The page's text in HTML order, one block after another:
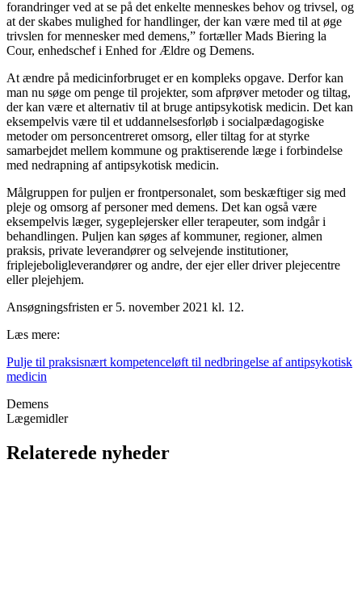
forandringer ved at se på det enkelte menneskes behov og trivsel, og
at der skabes mulighed for handlinger, der kan være med til at øge
trivslen for mennesker med demens,” fortæller Mads Biering la
Cour, enhedschef i Enhed for Ældre og Demens.
At ændre på medicinforbruget er en kompleks opgave. Derfor kan
man nu søge om penge til projekter, som afprøver metoder og tiltag,
der kan være et alternativ til at bruge antipsykotisk medicin. Det kan
eksempelvis være til et uddannelsesforløb i socialpædagogiske
metoder om personcentreret omsorg, eller tiltag for at styrke
samarbejdet mellem kommune og praktiserende læge i forbindelse
med nedrapning af antipsykotisk medicin.
Målgruppen for puljen er frontpersonalet, som beskæftiger sig med
pleje og omsorg af personer med demens. Det kan også være
eksempelvis læger, sygeplejersker eller terapeuter, som indgår i
behandlingen. Puljen kan søges af kommuner, regioner, almen
praksis, private leverandører og selvejende institutioner,
friplejeboligleverandører og andre, der ejer eller driver plejecentre
eller plejehjem.
Ansøgningsfristen er 5. november 2021 kl. 12.
Læs mere:
Pulje til praksisnært kompetenceløft til nedbringelse af antipsykotisk
medicin
Demens
Lægemidler
Relaterede nyheder